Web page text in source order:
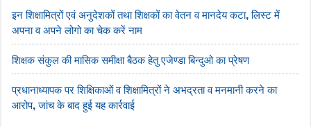
इन शिक्षामित्रों एवं अनुदेशकों तथा शिक्षकों का वेतन व मानदेय कटा, लिस्ट में
अपना व अपने लोगो का चेक करें नाम
शिक्षक संकुल की मासिक समीक्षा बैठक हेतु एजेण्डा बिन्दुओ का प्रेषण
प्रधानाध्यापक पर शिक्षिकाओं व शिक्षामित्रों ने अभद्रता व मनमानी करने का
आरोप, जांच के बाद हुई यह कार्रवाई